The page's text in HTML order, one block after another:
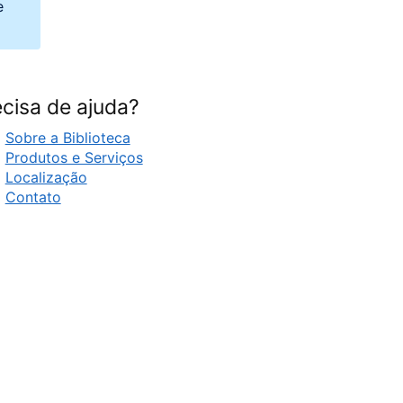
de ajuda?
Sobre a Biblioteca
Produtos e Serviços
Localização
Contato